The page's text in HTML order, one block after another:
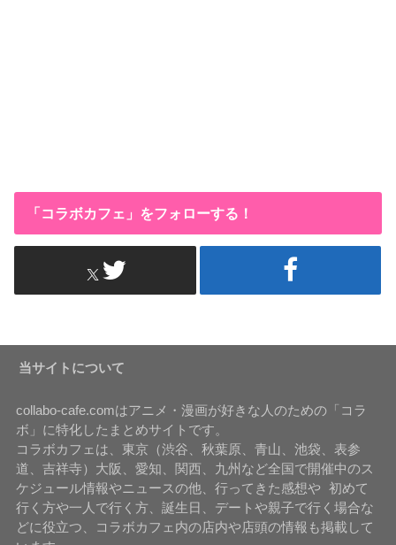
「コラボカフェ」をフォローする！
当サイトについて
collabo-cafe.comはアニメ・漫画が好きな人のための「コラ
ボ」に特化したまとめサイトです。
コラボカフェは、東京（渋谷、秋葉原、青山、池袋、表参
道、吉祥寺）大阪、愛知、関西、九州など全国で開催中のス
ケジュール情報やニュースの他、行ってきた感想や 初めて
行く方や一人で行く方、誕生日、デートや親子で行く場合な
どに役立つ、コラボカフェ内の店内や店頭の情報も掲載して